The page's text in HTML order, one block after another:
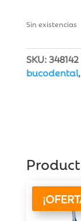
Sin existencias
SKU:348142
bucodental,